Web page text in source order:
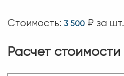
Стоимость: 3 500 ₽ за шт.
Расчет стоимости